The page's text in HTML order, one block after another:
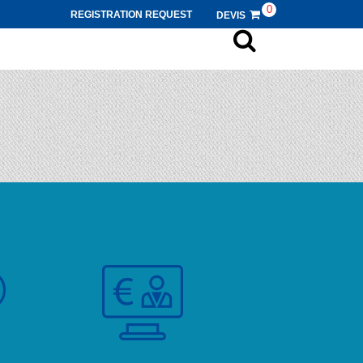
REGISTRATION REQUEST 0
DEVIS